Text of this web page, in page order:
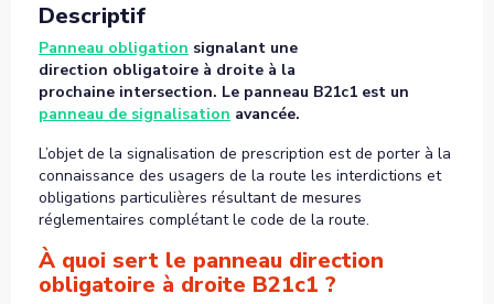
Descriptif
Panneau obligation signalant une
direction obligatoire à droite à la
prochaine intersection. Le panneau B21c1 est un
panneau de signalisation avancée.
L’objet de la signalisation de prescription est de porter à la
connaissance des usagers de la route les interdictions et
obligations particulières résultant de mesures
réglementaires complétant le code de la route.
À quoi sert le panneau direction
obligatoire à droite B21c1 ?